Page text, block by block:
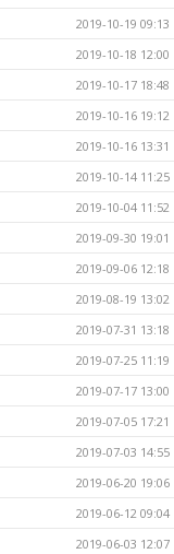
2019-10-19 09:13
2019-10-18 12:00
2019-10-17 18:48
2019-10-16 19:12
2019-10-16 13:31
2019-10-14 11:25
2019-10-04 11:52
2019-09-30 19:01
2019-09-06 12:18
2019-08-19 13:02
2019-07-31 13:18
2019-07-25 11:19
2019-07-17 13:00
2019-07-05 17:21
2019-07-03 14:55
2019-06-20 19:06
2019-06-12 09:04
2019-06-03 12:07